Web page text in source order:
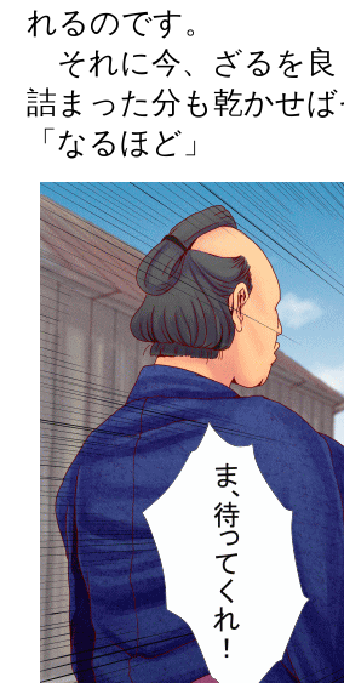
れるのです。
それに今、ざるを良
詰まった分も乾かせ
「なるほど」